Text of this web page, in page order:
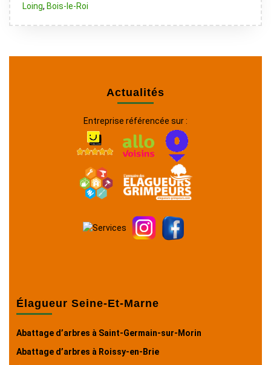
Loing, Bois-le-Roi
Actualités
Entreprise référencée sur :
Élagueur Seine-Et-Marne
Abattage d’arbres à Saint-Germain-sur-Morin
Abattage d’arbres à Roissy-en-Brie